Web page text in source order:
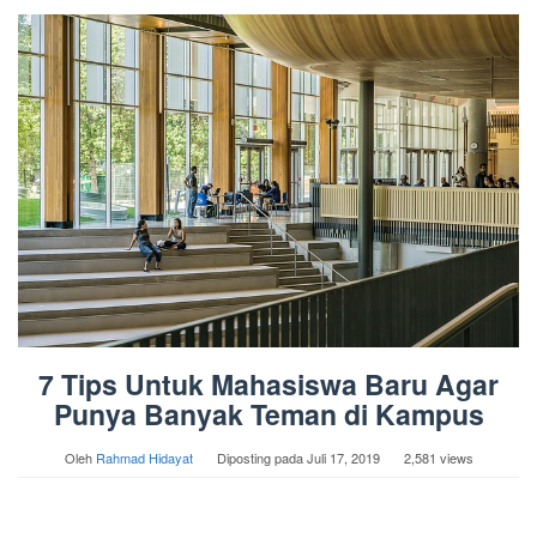
7 Tips Untuk Mahasiswa Baru Agar
Punya Banyak Teman di Kampus
Oleh Rahmad Hidayat Diposting padaJuli 17, 2019 2,581 views